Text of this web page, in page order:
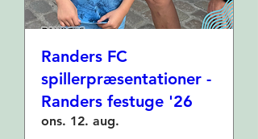
Randers FC
spillerpræsentationer -
Randers festuge '26
ons. 12. aug.